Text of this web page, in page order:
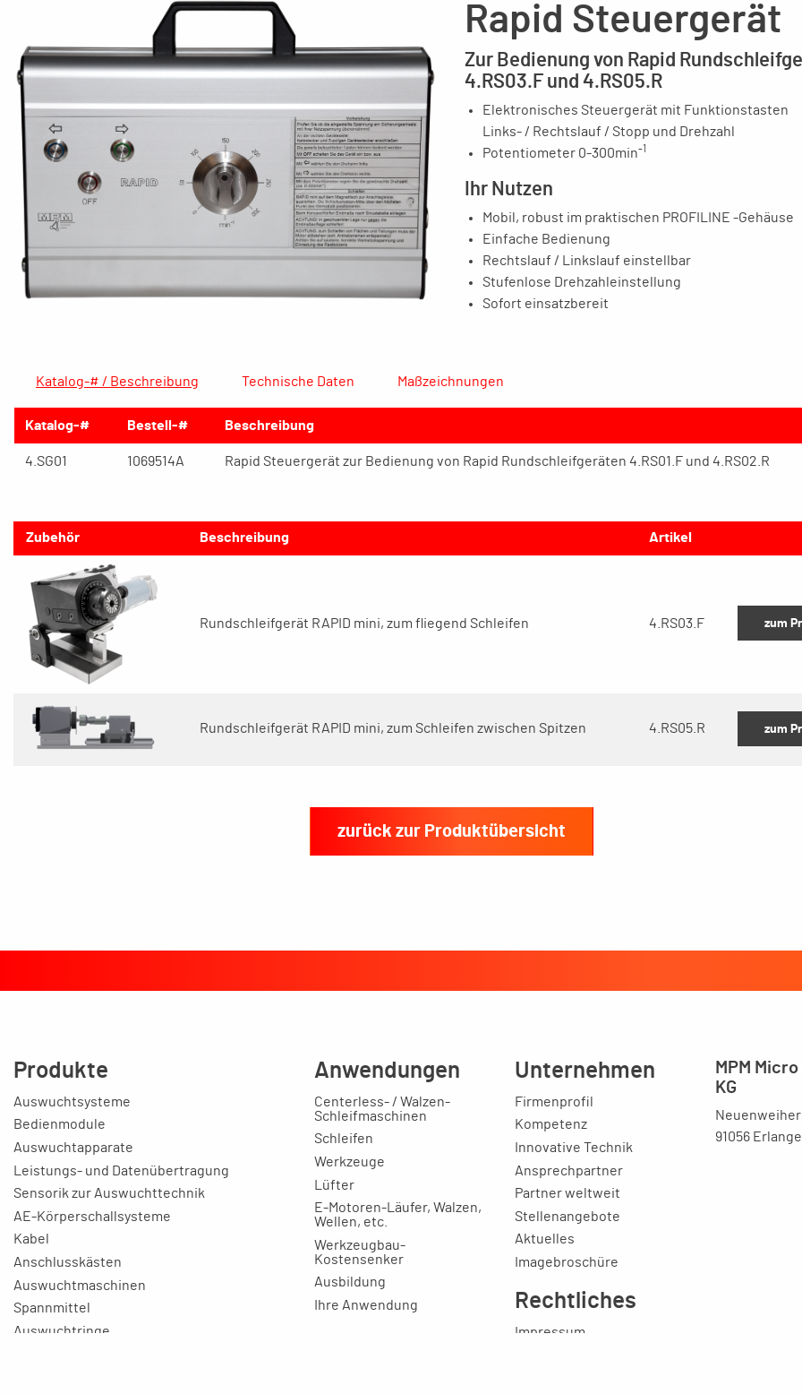
Rapid Steuergerät
Zur Bedienung von Rapid
4.RS03.F und 4.RS05.R
Elektronisches Steuergerät mit Funktionstasten
Links- / Rechtslauf / Stopp und Drehzahl
Potentiometer 0-300min-1
Ihr Nutzen
Mobil, robust im praktischen PROFILINE -Gehäuse
Einfache Bedienung
Rechtslauf / Linkslauf einstellbar
Stufenlose Drehzahleinstellung
Sofort einsatzbereit
Katalog-# / Beschreibung Technische Daten Maßzeichnungen
Katalog-# Bestell-# Beschreibung
4.SG01 1069514A Rapid Steuergerät zur Bedienung von Rapid Rundschleifgeräten 4.RS01.F und 4.RS02.R
Zubehör Beschreibung Artikel
Rundschleifgerät RAPID mini, zum fliegend Schleifen 4.RS03.F zum
Rundschleifgerät RAPID mini, zum Schleifen zwischen Spitzen 4.RS05.R zum
zurück zur Produktübersicht
Produkte
Auswuchtsysteme
Bedienmodule
Auswuchtapparate
Leistungs- und Datenübertragung
Sensorik zur Auswuchttechnik
AE-Körperschallsysteme
Kabel
Anschlusskästen
Auswuchtmaschinen
Spannmittel
Auswuchtringe
Anwendungen
Centerless- / Walzen-
Schleifmaschinen
Schleifen
Werkzeuge
Lüfter
E-Motoren-Läufer, Walzen,
Wellen, etc.
Werkzeugbau-
Kostensenker
Ausbildung
Ihre Anwendung
Unternehmen
Firmenprofil
Kompetenz
Innovative Technik
Ansprechpartner
Partner weltweit
Stellenangebote
Aktuelles
Imagebroschüre
Rechtliches
Impressum
MPM
KG
91056